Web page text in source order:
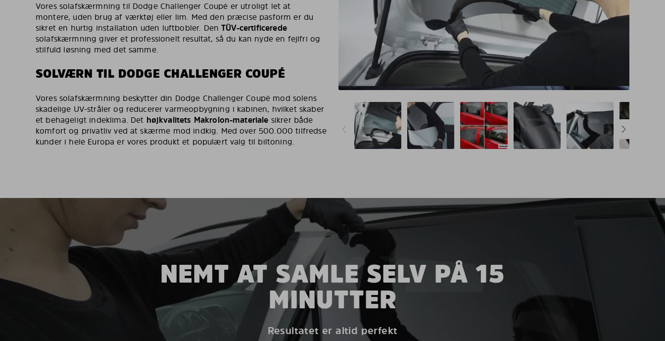
Vores solafskærmning til Dodge Challenger Coupé er utroligt let at
montere, uden brug af værktøj eller lim. Med den præcise pasform er du
sikret en hurtig installation uden luftbobler. DenTÜV-certificerede
solafskærmning giver et professionelt resultat, så du kan nyde en fejlfri og
stilfuld løsning med det samme.
SOLVÆRN TIL DODGE CHALLENGER COUPÉ
Vores solafskærmning beskytter din Dodge Challenger Coupé mod solens
skadelige UV-stråler og reducerer varmeopbygning i kabinen, hvilket skaber
et behageligt indeklima. Det højkvalitets Makrolon-materiale sikrer både
komfort og privatliv ved at skærme mod indkig. Med over 500.000 tilfredse
kunder i hele Europa er vores produkt et populært valg til biltoning.
NEMT AT SAMLE SELV PÅ 15
MINUTTER
Resultatet er altid perfekt